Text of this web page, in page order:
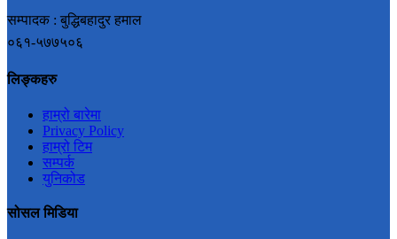
सम्पादक : बुद्धिबहादुर हमाल
०६१-५७७५०६
लिङ्कहरु
हाम्रो बारेमा
Privacy Policy
हाम्रो टिम
सम्पर्क
युनिकोड
सोसल मिडिया